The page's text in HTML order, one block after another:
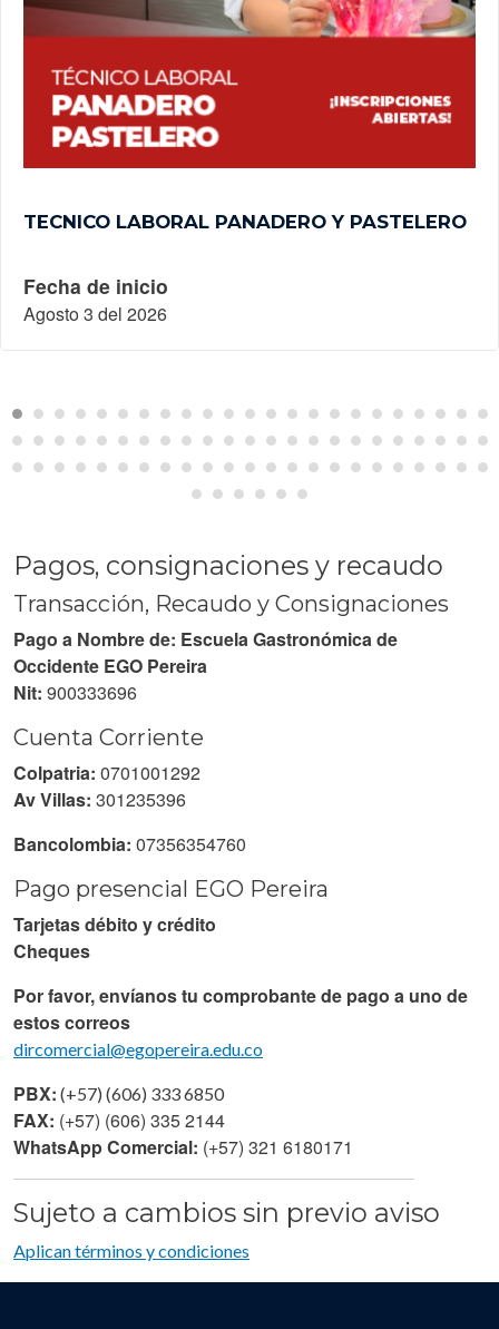
TECNICO LABORAL PANADERO Y PASTELERO
Fecha de inicio
Agosto 3 del 2026
Pagos, consignaciones y recaudo
Transacción, Recaudo y Consignaciones
Pago a Nombre de: Escuela Gastronómica de
Occidente EGO Pereira
Nit: 900333696
Cuenta Corriente
Colpatria: 0701001292
Av Villas: 301235396
Bancolombia: 07356354760
Pago presencial EGO Pereira
Tarjetas débito y crédito
Cheques
Por favor, envíanos tu comprobante de pago a uno de
estos correos
dircomercial@egopereira.edu.co
PBX: (+57) (606) 333 6850
FAX: (+57) (606) 335 2144
WhatsApp Comercial: (+57) 321 6180171
Sujeto a cambios sin previo aviso
Aplican términos y condiciones